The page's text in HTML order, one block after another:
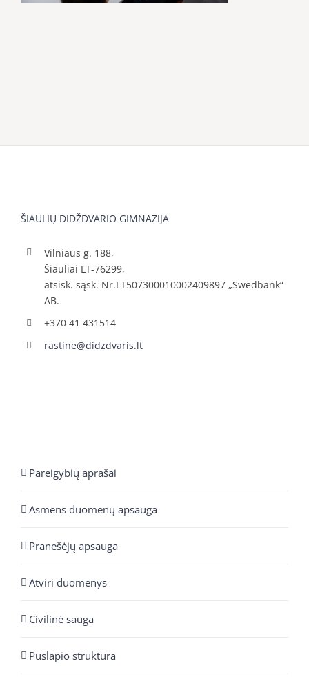
ŠIAULIŲ DIDŽDVARIO GIMNAZIJA
Vilniaus g. 188,
Šiauliai LT-76299,
atsisk. sąsk. Nr.LT507300010002409897 „Swedbank“
AB.
+370 41 431514
rastine@didzdvaris.lt
Pareigybių aprašai
Asmens duomenų apsauga
Pranešėjų apsauga
Atviri duomenys
Civilinė sauga
Puslapio struktūra